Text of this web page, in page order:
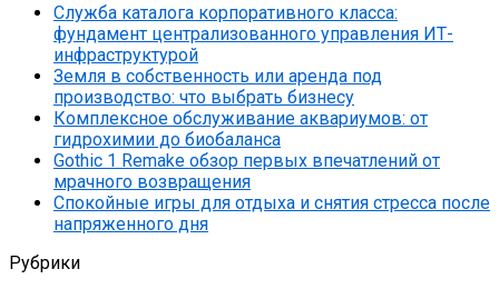
Служба каталога корпоративного класса:
фундамент централизованного управления ИТ-
инфраструктурой
Земля в собственность или аренда под
производство: что выбрать бизнесу
Комплексное обслуживание аквариумов: от
гидрохимии до биобаланса
Gothic 1 Remake обзор первых впечатлений от
мрачного возвращения
Спокойные игры для отдыха и снятия стресса после
напряженного дня
Рубрики